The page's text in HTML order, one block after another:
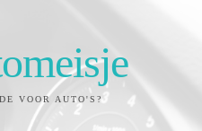
VOOR AUTO'S?